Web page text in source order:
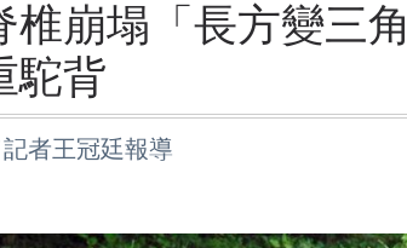
椎崩塌「長方變三
駝背
者王冠廷報導